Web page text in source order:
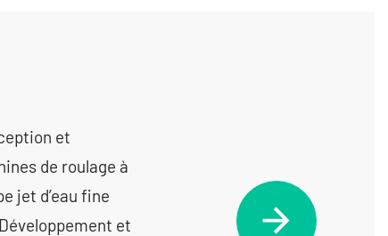
et
de roulage à
jet d’eau fine
et